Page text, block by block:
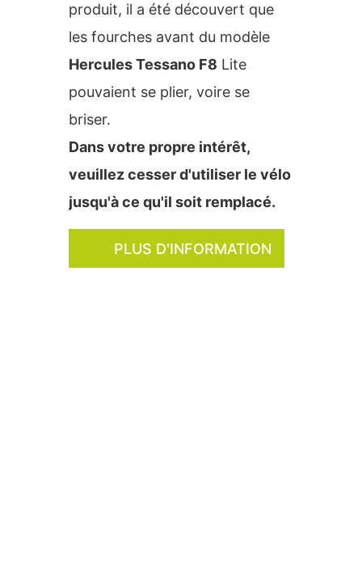
produit, il a été découvert que
les fourches avant du modèle
Hercules Tessano F8 Lite
pouvaient se plier, voire se
briser.
Dans votre propre intérêt,
veuillez cesser d'utiliser le vélo
jusqu'à ce qu'il soit remplacé.
PLUS D'INFORMATION